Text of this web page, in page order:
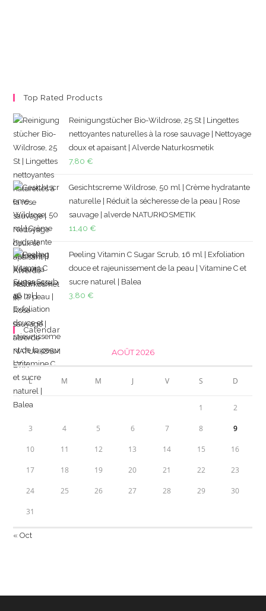
Top Rated Products
Reinigungstücher Bio-Wildrose, 25 St | Lingettes
nettoyantes naturelles à la rose sauvage | Nettoyage
doux et apaisant | Alverde Naturkosmetik
7,80 €
Gesichtscreme Wildrose, 50 ml | Crème hydratante
naturelle | Réduit la sécheresse de la peau | Rose
sauvage | alverde NATURKOSMETIK
11,40 €
Peeling Vitamin C Sugar Scrub, 16 ml | Exfoliation
douce et rajeunissement de la peau | Vitamine C et
sucre naturel | Balea
3,80 €
Calendar
AOÛT 2026
L M M J V S D
1 2
3 4 5 6 7 8 9
10 11 12 13 14 15 16
17 18 19 20 21 22 23
24 25 26 27 28 29 30
31
« Oct